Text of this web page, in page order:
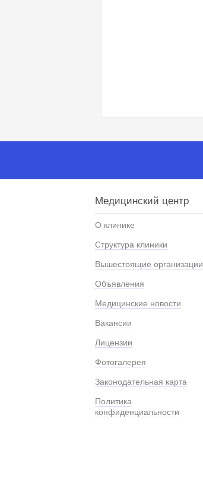
Медицинский центр
О клинике
Структура клиники
Вышестоящие организации
Объявления
Медицинские новости
Вакансии
Лицензии
Фотогалерея
Законодательная карта
Политика
конфиденциальности